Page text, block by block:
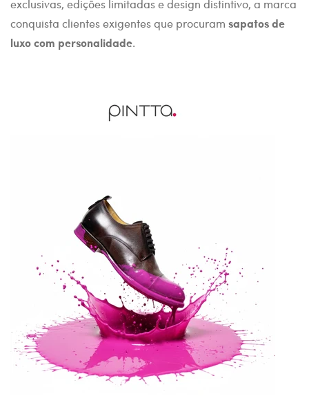
exclusivas, edições limitadas e design distintivo, a marca
conquista clientes exigentes que procuram sapatos de
luxo com personalidade.